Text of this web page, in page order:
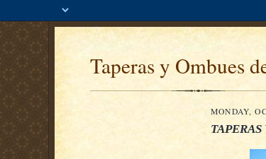
Taperas y Ombues
MONDAY,